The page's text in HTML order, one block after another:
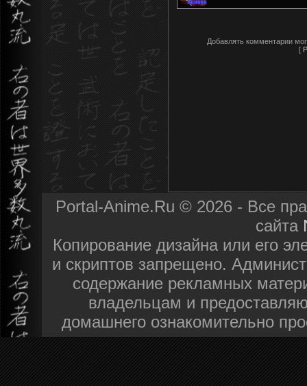
Добавлять комментарии
[
Portal-Anime.Ru © 2026 - Все
сайта
Копирование дизайна или его
и скриптов запрещено.
содержание рекламных
владельцам и
домашнего ознакомительно